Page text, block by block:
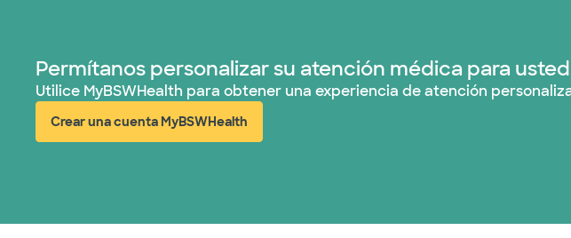
Permítanos personalizar su atención médica para
Utilice MyBSWHealth para obtener una experiencia de atención
Crear una cuenta MyBSWHealth
(abre en ventana nueva)